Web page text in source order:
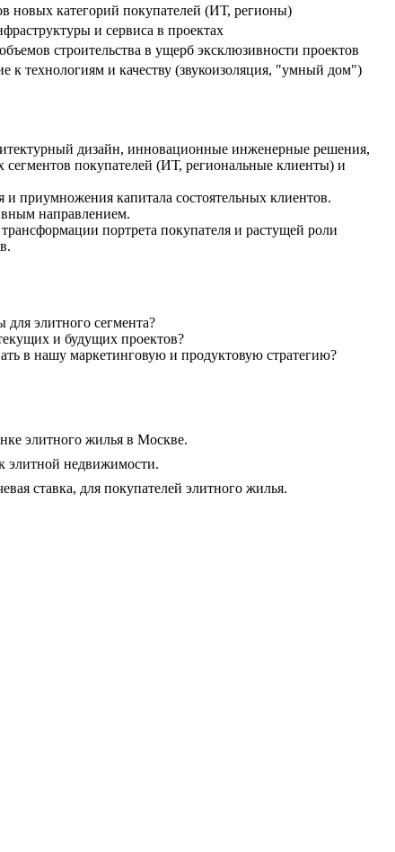
новых категорий покупателей (ИТ, регионы)
и сервиса в проектах
строительства в ущерб эксклюзивности проектов
к технологиям и качеству (звукоизоляция, "умный дом")
дизайн, инновационные инженерные решения,
покупателей (ИТ, региональные клиенты) и
приумножения капитала состоятельных клиентов.
направлением.
портрета покупателя и растущей роли
элитного сегмента?
и будущих проектов?
в нашу маркетинговую и продуктовую стратегию?
элитного жилья в Москве.
элитной недвижимости.
ставка, для покупателей элитного жилья.